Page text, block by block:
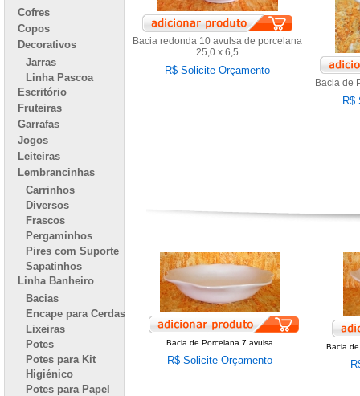
Cofres
Copos
Decorativos
Jarras
Linha Pascoa
Escritório
Fruteiras
Garrafas
Jogos
Leiteiras
Lembrancinhas
Carrinhos
Diversos
Frascos
Pergaminhos
Pires com Suporte
Sapatinhos
Linha Banheiro
Bacias
Encape para Cerdas
Lixeiras
Potes
Potes para Kit
Higiénico
Potes para Papel
Bacia redonda 10 avulsa de porcelana
25,0 x 6,5
R$ Solicite Orçamento
Bacia de
R$
Bacia de Porcelana 7 avulsa
R$ Solicite Orçamento
Bacia